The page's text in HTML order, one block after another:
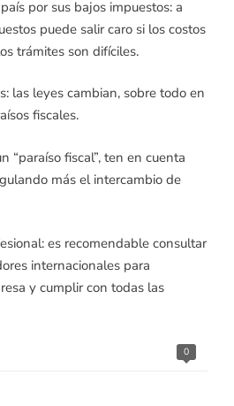
por sus bajos impuestos: a
puede salir caro si los costos
trámites son difíciles.
las leyes cambian, sobre todo en
fiscales.
“paraíso fiscal”, ten en cuenta
más el intercambio de
es recomendable consultar
internacionales para
y cumplir con todas las
0